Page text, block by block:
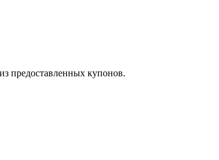
предоставленных купонов.